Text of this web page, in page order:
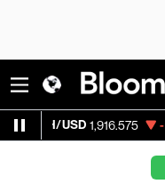
-0.13% Visa